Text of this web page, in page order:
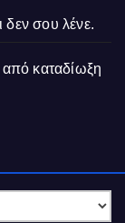
δεν σου λένε.
από καταδίωξη